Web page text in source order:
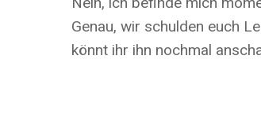
Genau, wir schulden euch
könnt ihr ihn nochmal